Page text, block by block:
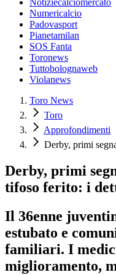
Notiziecalciomercato
Numericalcio
Padovasport
Pianetamilan
SOS Fanta
Toronews
Tuttobolognaweb
Violanews
Toro News
Toro
Approfondimenti
Derby, primi
Derby, primi
tifoso ferito: i
Il 36enne
estubato e
familiari. I
miglioramento,